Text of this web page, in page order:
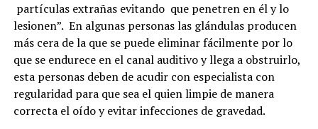
partículas extrañas evitando que penetren en él y lo
lesionen”. En algunas personas las glándulas producen
más cera de la que se puede eliminar fácilmente por lo
que se endurece en el canal auditivo y llega a obstruirlo,
esta personas deben de acudir con especialista con
regularidad para que sea el quien limpie de manera
correcta el oído y evitar infecciones de gravedad.